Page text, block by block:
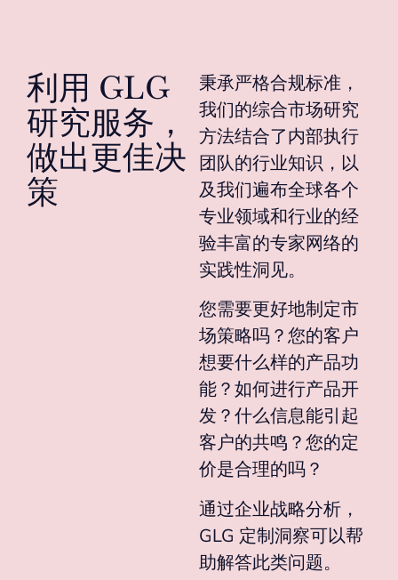
利用 GLG
研究服务，
做出更佳决
策
秉承严格合规标准，
我们的综合市场研究
方法结合了内部执行
团队的行业知识，以
及我们遍布全球各个
专业领域和行业的经
验丰富的专家网络的
实践性洞见。
您需要更好地制定市
场策略吗？您的客户
想要什么样的产品功
能？如何进行产品开
发？什么信息能引起
客户的共鸣？您的定
价是合理的吗？
通过企业战略分析，
GLG 定制洞察可以帮
助解答此类问题。